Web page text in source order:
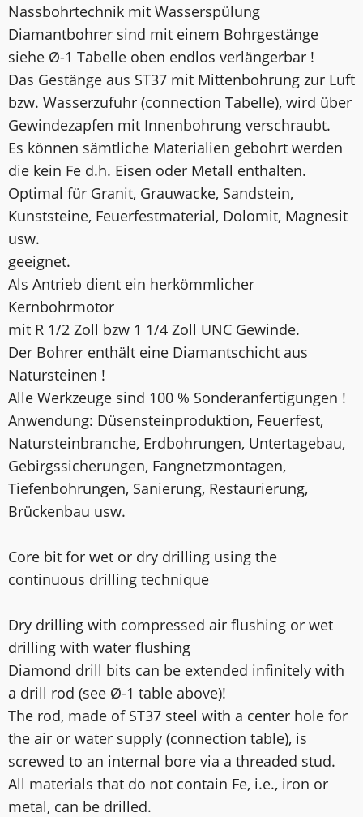
Nassbohrtechnik mit Wasserspülung
Diamantbohrer sind mit einem Bohrgestänge
siehe Ø-1 Tabelle oben endlos verlängerbar !
Das Gestänge aus ST37 mit Mittenbohrung zur Luft
bzw. Wasserzufuhr (connection Tabelle), wird über
Gewindezapfen mit Innenbohrung verschraubt.
Es können sämtliche Materialien gebohrt werden
die kein Fe d.h. Eisen oder Metall enthalten.
Optimal für Granit, Grauwacke, Sandstein,
Kunststeine, Feuerfestmaterial, Dolomit, Magnesit
usw.
geeignet.
Als Antrieb dient ein herkömmlicher
Kernbohrmotor
mit R 1/2 Zoll bzw 1 1/4 Zoll UNC Gewinde.
Der Bohrer enthält eine Diamantschicht aus
Natursteinen !
Alle Werkzeuge sind 100 % Sonderanfertigungen !
Anwendung: Düsensteinproduktion, Feuerfest,
Natursteinbranche, Erdbohrungen, Untertagebau,
Gebirgssicherungen, Fangnetzmontagen,
Tiefenbohrungen, Sanierung, Restaurierung,
Brückenbau usw.
Core bit for wet or dry drilling using the
continuous drilling technique
Dry drilling with compressed air flushing or wet
drilling with water flushing
Diamond drill bits can be extended infinitely with
a drill rod (see Ø-1 table above)!
The rod, made of ST37 steel with a center hole for
the air or water supply (connection table), is
screwed to an internal bore via a threaded stud.
All materials that do not contain Fe, i.e., iron or
metal, can be drilled.